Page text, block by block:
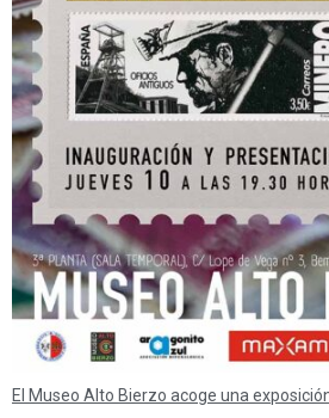
El Museo Alto Bierzo acoge una